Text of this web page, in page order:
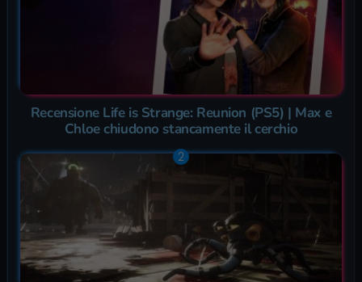
Recensione Life is Strange: Reunion (PS5) | Max e
Chloe chiudono stancamente il cerchio